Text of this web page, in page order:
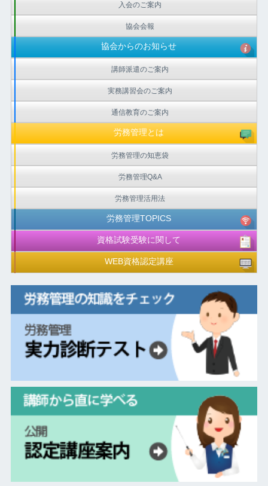
入会のご案内
協会会報
協会からのお知らせ
講師派遣のご案内
実務講習会のご案内
通信教育のご案内
労務管理とは
労務管理の知恵袋
労務管理Q&A
労務管理活用法
労務管理TOPICS
資格試験受験に関して
WEB資格認定講座